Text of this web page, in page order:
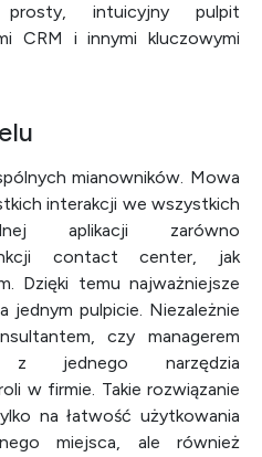
intuicyjny pulpit
CRM i innymi kluczowymi
mianowników. Mowa
interakcji we wszystkich
aplikacji zarówno
contact center, jak
Dzięki temu najważniejsze
pulpicie. Niezależnie
czy managerem
z jednego narzędzia
w firmie. Takie rozwiązanie
na łatwość użytkowania
miejsca, ale również